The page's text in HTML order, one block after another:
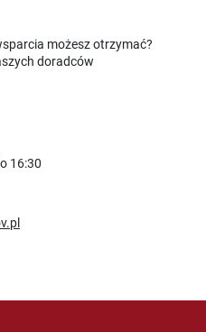
możesz otrzymać?
doradców
16:30